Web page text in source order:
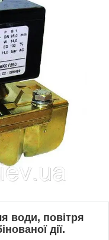
води, повітря
дії.